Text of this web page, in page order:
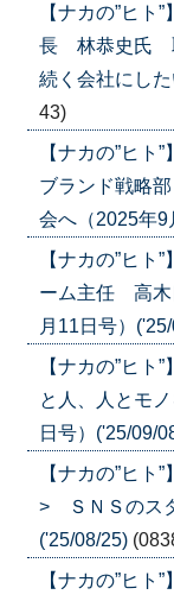
【ナカの”ヒ
長 林恭史氏
続く会社にし
43)
【ナカの”ヒ
ブランド戦略
会へ（2025年9
【ナカの”ヒ
ーム主任 高木
月11日号）
【ナカの”ヒ
と人、人とモ
日号）('25/09/
【ナカの”ヒ
> ＳＮＳのス
('25/08/25)
【ナカの”ヒ